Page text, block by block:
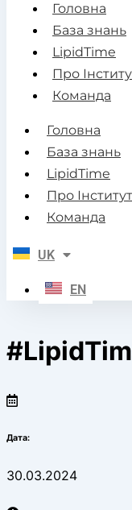
Головна
База знань
LipidTime
Про
Команда
Головна
База знань
LipidTime
Про Інститут
Команда
UK
EN
Дата:
30.03.2024